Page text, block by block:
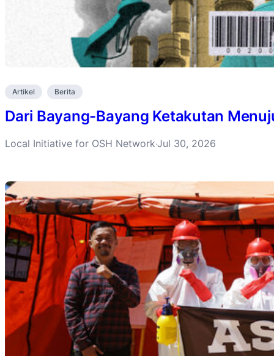
Artikel Berita
Dari Bayang-Bayang Ketakutan
Local Initiative for OSH Network·Jul 30, 2026